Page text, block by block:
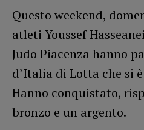
Questo weekend,
atleti Youssef
Judo Piacenza hanno
d’Italia di Lotta che si
Hanno conquistato,
bronzo e un argento.